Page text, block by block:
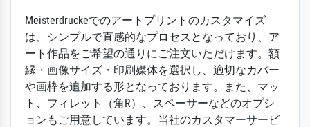
Meisterdruckeでのアートプリントのカスタマイズ
は、シンプルで直感的なプロセスとなっており、ア
ート作品をご希望の通りにご注文いただけます。額
縁・画像サイズ・印刷媒体を選択し、適切なカバー
や画枠を追加する形となっております。また、マッ
ト、フィレット（角R）、スペーサーなどのオプシ
ョンもご用意しています。当社のカスタマーサービ